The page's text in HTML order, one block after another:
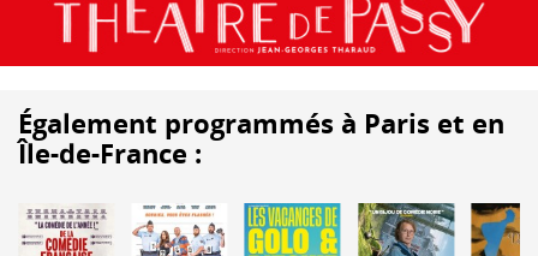
Également programmés à Paris et en
Île-de-France :